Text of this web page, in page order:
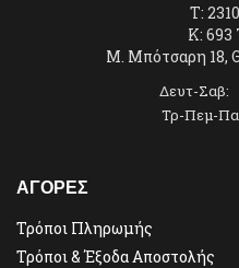
T:
K:
Μ. Μπότσαρη 18,
Δευτ-
Τρ-Πεμ-
ΑΓΟΡΕΣ
Τρόποι Πληρωμής
Τρόποι & Έξοδα Αποστολής